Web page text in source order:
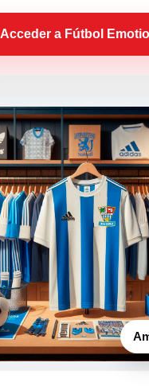
Acceder a Fútbol